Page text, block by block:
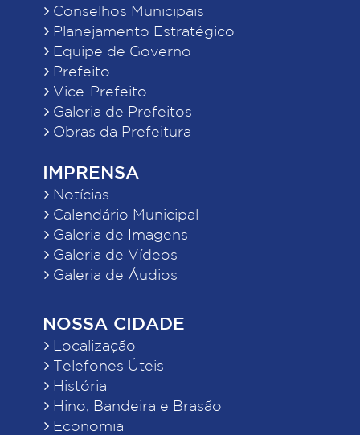
Conselhos Municipais
Planejamento Estratégico
Equipe de Governo
Prefeito
Vice-Prefeito
Galeria de Prefeitos
Obras da Prefeitura
IMPRENSA
Notícias
Calendário Municipal
Galeria de Imagens
Galeria de Vídeos
Galeria de Áudios
NOSSA CIDADE
Localização
Telefones Úteis
História
Hino, Bandeira e Brasão
Economia